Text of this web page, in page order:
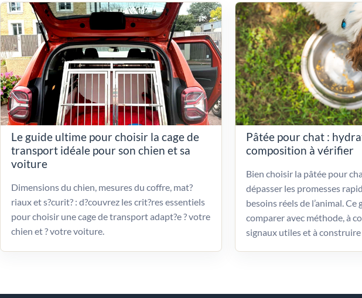
Le guide ultime pour choisir la cage de
transport idéale pour son chien et sa
voiture
Dimensions du chien, mesures du coffre, mat?
riaux et s?curit? : d?couvrez les crit?res essentiels
pour choisir une cage de transport adapt?e ? votre
chien et ? votre voiture.
Pâtée pour chat :
composition à vérifier
Bien choisir la pâtée pour
dépasser les promesses
besoins réels de l’animal. Ce
comparer avec méthode, à
signaux utiles et à construire